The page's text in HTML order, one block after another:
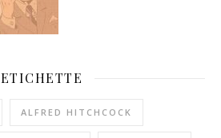
ETICHETTE
ALFRED HITCHCOCK